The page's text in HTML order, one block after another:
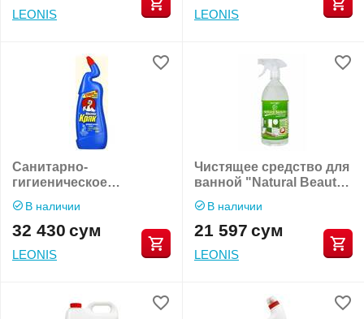
LEONIS LEONIS
Санитарно-
гигиеническое
средство "Мистер Кряк
ДВОЙНОЙ ЭФФЕКТ"
В наличии
32 430 сум
LEONIS
Чистящее средство для
ванной "Natural Beauty"
Эксперт для ванной 1кг
В наличии
21 597 сум
LEONIS